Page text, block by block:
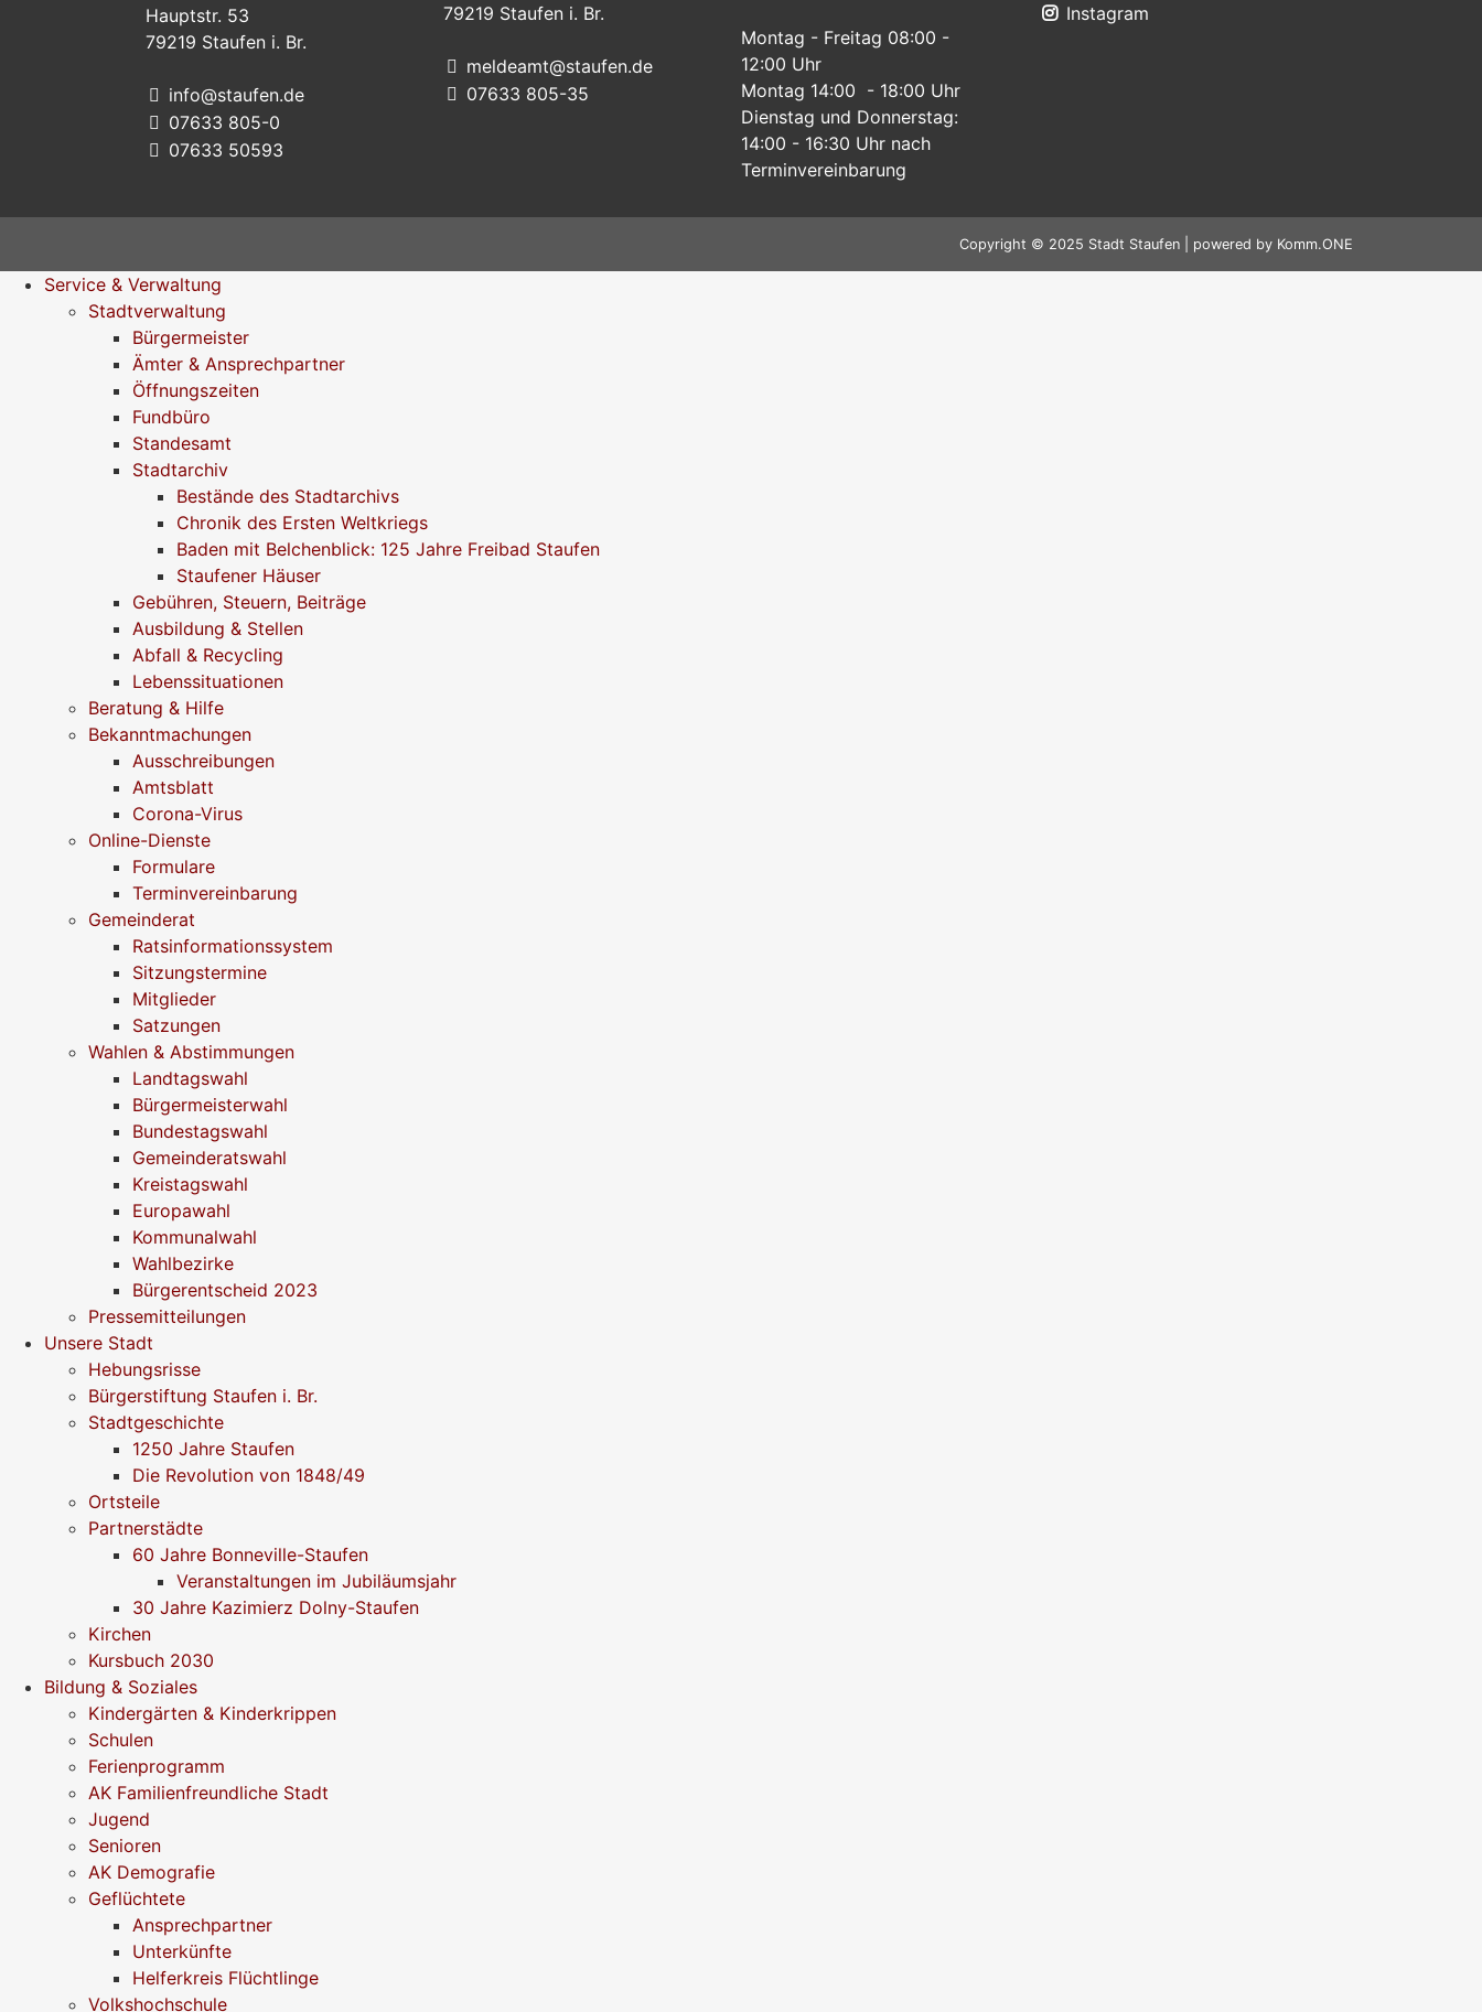
Hauptstr. 53
79219 Staufen i. Br.
info@staufen.de
07633 805-0
07633 50593
79219 Staufen i. Br.
meldeamt@staufen.de
07633 805-35
Montag - Freitag 08:00 -
12:00 Uhr
Montag 14:00 - 18:00 Uhr
Dienstag und Donnerstag:
14:00 - 16:30 Uhr nach
Terminvereinbarung
Instagram
Copyright © 2025 Stadt Staufen | powered by Komm.ONE
Service & Verwaltung
Stadtverwaltung
Bürgermeister
Ämter & Ansprechpartner
Öffnungszeiten
Fundbüro
Standesamt
Stadtarchiv
Bestände des Stadtarchivs
Chronik des Ersten Weltkriegs
Baden mit Belchenblick: 125 Jahre Freibad Staufen
Staufener Häuser
Gebühren, Steuern, Beiträge
Ausbildung & Stellen
Abfall & Recycling
Lebenssituationen
Beratung & Hilfe
Bekanntmachungen
Ausschreibungen
Amtsblatt
Corona-Virus
Online-Dienste
Formulare
Terminvereinbarung
Gemeinderat
Ratsinformationssystem
Sitzungstermine
Mitglieder
Satzungen
Wahlen & Abstimmungen
Landtagswahl
Bürgermeisterwahl
Bundestagswahl
Gemeinderatswahl
Kreistagswahl
Europawahl
Kommunalwahl
Wahlbezirke
Bürgerentscheid 2023
Pressemitteilungen
Unsere Stadt
Hebungsrisse
Bürgerstiftung Staufen i. Br.
Stadtgeschichte
1250 Jahre Staufen
Die Revolution von 1848/49
Ortsteile
Partnerstädte
60 Jahre Bonneville-Staufen
Veranstaltungen im Jubiläumsjahr
30 Jahre Kazimierz Dolny-Staufen
Kirchen
Kursbuch 2030
Bildung & Soziales
Kindergärten & Kinderkrippen
Schulen
Ferienprogramm
AK Familienfreundliche Stadt
Jugend
Senioren
AK Demografie
Geflüchtete
Ansprechpartner
Unterkünfte
Helferkreis Flüchtlinge
Volkshochschule